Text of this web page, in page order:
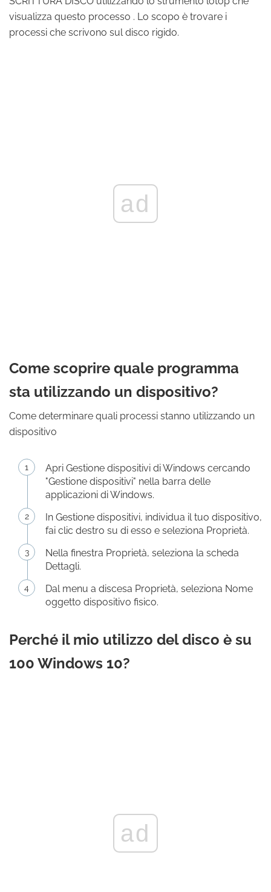
visualizza questo processo . Lo scopo è trovare i
processi che scrivono sul disco rigido.
ad
Come scoprire quale programma
sta utilizzando un dispositivo?
Come determinare quali processi stanno utilizzando un
dispositivo
Apri Gestione dispositivi di Windows cercando
"Gestione dispositivi" nella barra delle
applicazioni di Windows.
In Gestione dispositivi, individua il tuo dispositivo,
fai clic destro su di esso e seleziona Proprietà.
Nella finestra Proprietà, seleziona la scheda
Dettagli.
Dal menu a discesa Proprietà, seleziona Nome
oggetto dispositivo fisico.
Perché il mio utilizzo del disco è su
100 Windows 10?
ad